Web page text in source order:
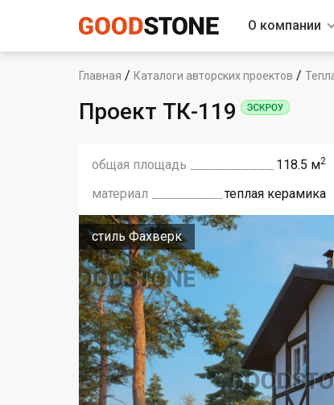
О компании
Главная / Каталоги авторских проектов /
Проект ТК-119
общая площадь 118.5 м2
материал
теплая керамика
стиль Фахверк